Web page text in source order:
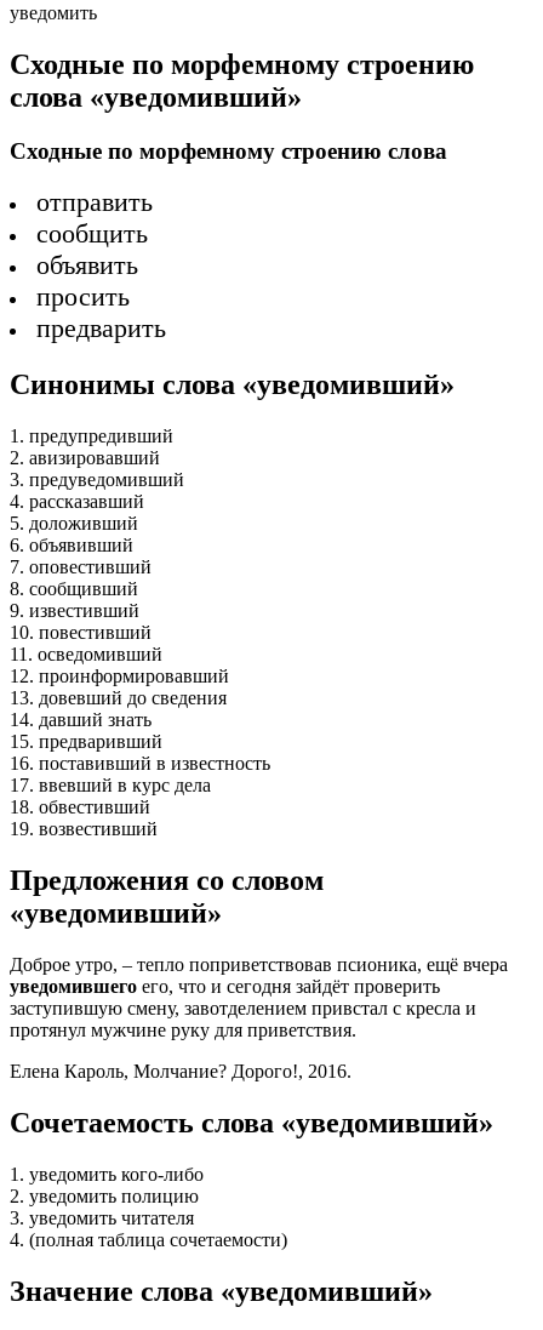
уведомить
Сходные по морфемному строению
слова «уведомивший»
Сходные по морфемному строению слова
отправить
сообщить
объявить
просить
предварить
Синонимы слова «уведомивший»
1. предупредивший
2. авизировавший
3. предуведомивший
4. рассказавший
5. доложивший
6. объявивший
7. оповестивший
8. сообщивший
9. известивший
10. повестивший
11. осведомивший
12. проинформировавший
13. довевший до сведения
14. давший знать
15. предваривший
16. поставивший в известность
17. ввевший в курс дела
18. обвестивший
19. возвестивший
Предложения со словом
«уведомивший»
Доброе утро, – тепло поприветствовав псионика, ещё вчера
уведомившего его, что и сегодня зайдёт проверить
заступившую смену, завотделением привстал с кресла и
протянул мужчине руку для приветствия.
Елена Кароль, Молчание? Дорого!, 2016.
Сочетаемость слова «уведомивший»
1. уведомить кого-либо
2. уведомить полицию
3. уведомить читателя
4. (полная таблица сочетаемости)
Значение слова «уведомивший»